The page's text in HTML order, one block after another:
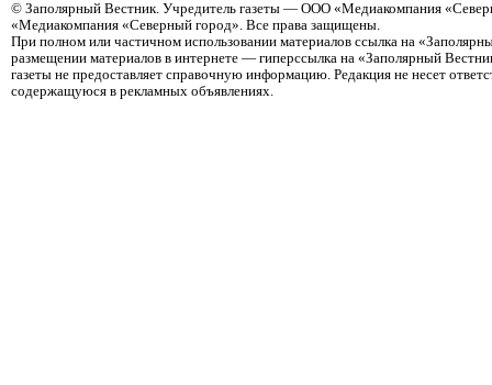
© Заполярный Вестник. Учредитель газеты — ООО «Медиакомпания
«Медиакомпания «Северный город». Все права защищены.
При полном или частичном использовании материалов ссылка на
размещении материалов в интернете — гиперссылка на «Заполярный
газеты не предоставляет справочную информацию. Редакция не несет
содержащуюся в рекламных объявлениях.